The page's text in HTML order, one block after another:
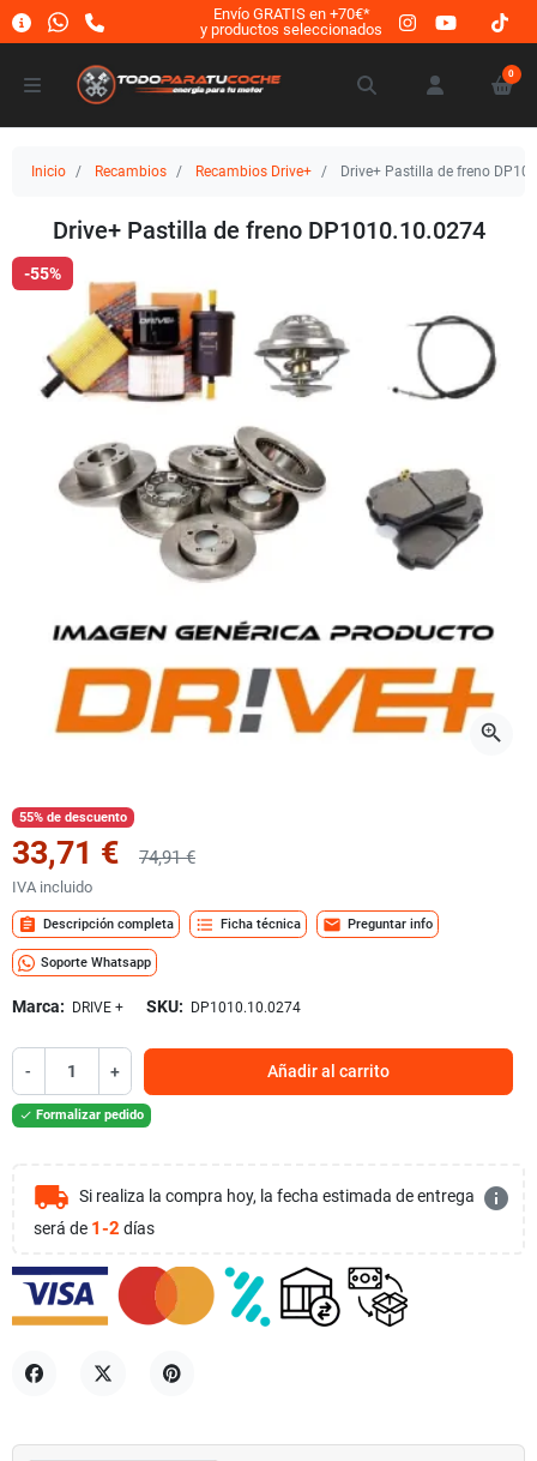
Envío GRATIS en +70€*
y productos seleccionados
0
Inicio Recambios Recambios Drive+ Drive+ Pastilla de freno
Drive+ Pastilla de freno DP1010.10.0274
-55%
zoom_in
55% de descuento
33,71 € 74,91 €
IVA incluido
assignment Descripción completa format_list_bulleted Ficha técnica mail Preguntar info
Soporte Whatsapp
Marca: DRIVE + SKU: DP1010.10.0274
- + Añadir al carrito
 Formalizar pedido
local_shipping Si realiza la compra hoy, la fecha estimada de entrega
será de 1-2 días
info